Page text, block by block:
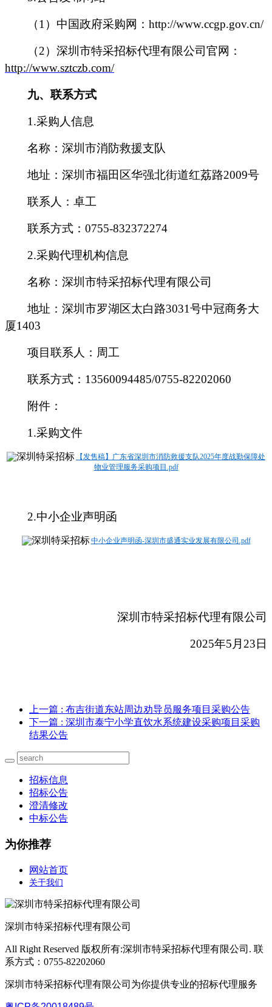
（1）中国政府采购网：http://www.ccgp.gov.cn/
（2）深圳市特采招标代理有限公司官网：
http://www.sztczb.com/
九、联系方式
1.采购人信息
名称：深圳市消防救援支队
地址：深圳市福田区华强北街道红荔路2009号
联系人：卓工
联系方式：0755-832372274
2.采购代理机构信息
名称：深圳市特采招标代理有限公司
地址：深圳市罗湖区太白路3031号中冠商务大
厦1403
项目联系人：周工
联系方式：13560094485/0755-82202060
附件：
1.采购文件
【发售稿】广东省深圳市消防救援支队2025年度战勤保障处
物业管理服务采购项目.pdf
2.中小企业声明函
中小企业声明函-深圳市盛通实业发展有限公司.pdf
深圳市特采招标代理有限公司
2025年5月23日
上一篇 : 布吉街道东站周边劝导员服务项目采购公告
下一篇 : 深圳市泰宁小学直饮水系统建设采购项目采购
结果公告
招标信息
招标公告
澄清修改
中标公告
为你推荐
网站首页
关于我们
深圳市特采招标代理有限公司
All Right Reserved 版权所有:深圳市特采招标代理有限公司. 联
系方式：0755-82202060
深圳市特采招标代理有限公司为你提供专业的招标代理服务